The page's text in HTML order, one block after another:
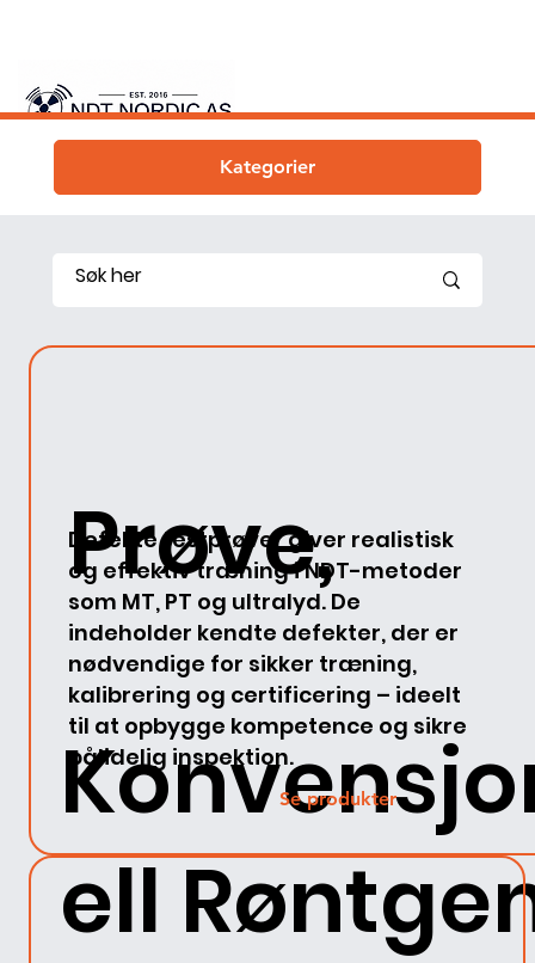
Kategorier
Prøve,
Defekte testprøver giver realistisk
og effektiv træning i NDT-metoder
som MT, PT og ultralyd. De
indeholder kendte defekter, der er
nødvendige for sikker træning,
kalibrering og certificering – ideelt
til at opbygge kompetence og sikre
pålidelig inspektion.
ell
Se produkter